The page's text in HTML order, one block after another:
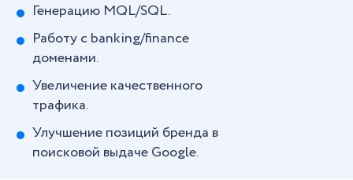
Генерацию MQL/SQL.
Работу с banking/finance
доменами.
Увеличение качественного
трафика.
Улучшение позиций бренда в
поисковой выдаче Google.